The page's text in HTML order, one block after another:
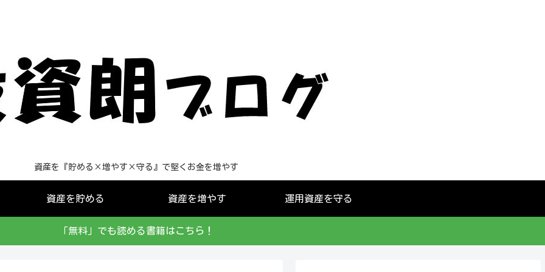
資産を『貯める×増やす×守る』で堅くお金を増やす
資産を貯める 資産を増やす 運用資産を守る
「無料」でも読める書籍はこちら！